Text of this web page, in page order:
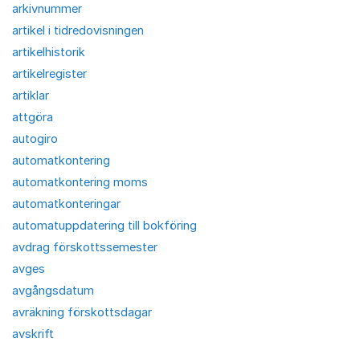
arkivnummer
artikel i tidredovisningen
artikelhistorik
artikelregister
artiklar
attgöra
autogiro
automatkontering
automatkontering moms
automatkonteringar
automatuppdatering till bokföring
avdrag förskottssemester
avges
avgångsdatum
avräkning förskottsdagar
avskrift